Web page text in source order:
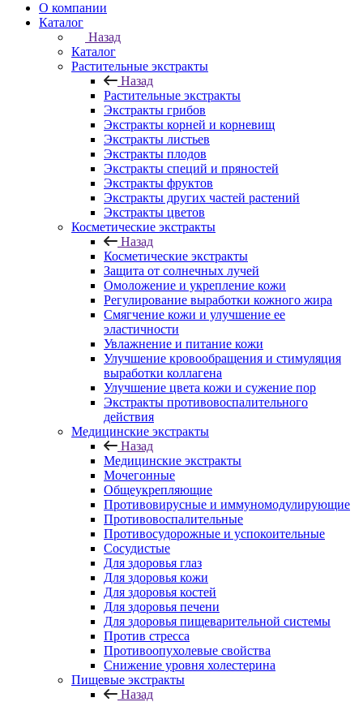
О компании
Каталог
Назад
Каталог
Растительные экстракты
Назад
Растительные экстракты
Экстракты грибов
Экстракты корней и корневищ
Экстракты листьев
Экстракты плодов
Экстракты специй и пряностей
Экстракты фруктов
Экстракты других частей растений
Экстракты цветов
Косметические экстракты
Назад
Косметические экстракты
Защита от солнечных лучей
Омоложение и укрепление кожи
Регулирование выработки кожного жира
Смягчение кожи и улучшение ее
эластичности
Увлажнение и питание кожи
Улучшение кровообращения и стимуляция
выработки коллагена
Улучшение цвета кожи и сужение пор
Экстракты противовоспалительного
действия
Медицинские экстракты
Назад
Медицинские экстракты
Мочегонные
Общеукрепляющие
Противовирусные и иммуномодулирующие
Противовоспалительные
Противосудорожные и успокоительные
Сосудистые
Для здоровья глаз
Для здоровья кожи
Для здоровья костей
Для здоровья печени
Для здоровья пищеварительной системы
Против стресса
Противоопухолевые свойства
Снижение уровня холестерина
Пищевые экстракты
Назад